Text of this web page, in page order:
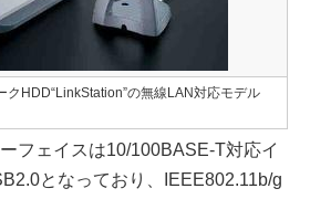
クHDD“LinkStation”の無線LAN対応モデル
フェイスは10/100BASE-T対応イ
となっており、IEEE802.11b/g